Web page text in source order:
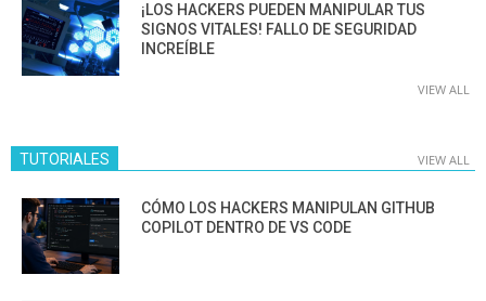
¡LOS HACKERS PUEDEN MANIPULAR TUS
SIGNOS VITALES! FALLO DE SEGURIDAD
INCREÍBLE
VIEW ALL
TUTORIALES VIEW ALL
CÓMO LOS HACKERS MANIPULAN GITHUB
COPILOT DENTRO DE VS CODE